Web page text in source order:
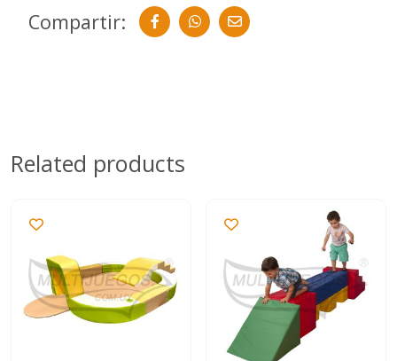
Compartir:
Related products